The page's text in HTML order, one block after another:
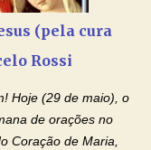
já, agradeço de
Eu louvo o Pai por
(pela cura
Rossi
Hoje (29 de maio), o
de orações no
Coração de Maria,